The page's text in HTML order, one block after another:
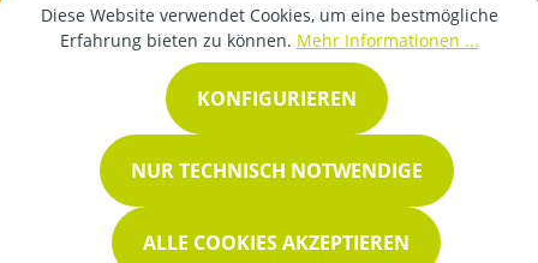
Diese Website verwendet Cookies, um eine bestmögliche
Erfahrung bieten zu können. Mehr Informationen ...
NUR TECHNISCH NOTWENDIGE
KONFIGURIEREN
ALLE COOKIES AKZEPTIEREN